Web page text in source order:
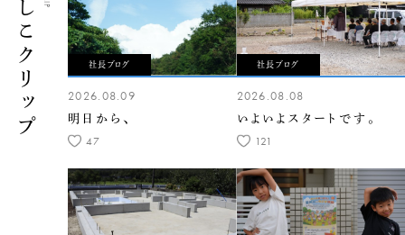
くらしこクリップ 社長ブログ
2026.08.09
明日から、
47
社長ブログ
2026.08.08
いよいよスタートです。
121